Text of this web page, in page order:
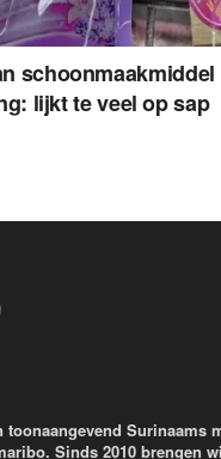
lijkt te veel op sap
toonaangevend Surinaams
Sinds 2010 brengen